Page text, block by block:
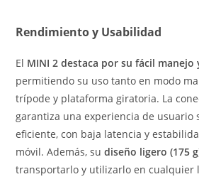
Rendimiento y Usabilidad
El MINI 2 destaca por su fácil
permitiendo su uso tanto en modo
trípode y plataforma giratoria. La
garantiza una experiencia de usuario
eficiente, con baja latencia y
móvil. Además, sudiseño ligero (175
transportarlo y utilizarlo en cualquier